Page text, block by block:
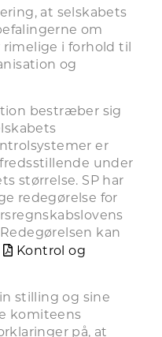
at selskabets
om
i forhold til
og
bestræber sig
er
under
størrelse. SP har
redegørelse for
kan
Kontrol og
stilling og sine
komiteens
på, at